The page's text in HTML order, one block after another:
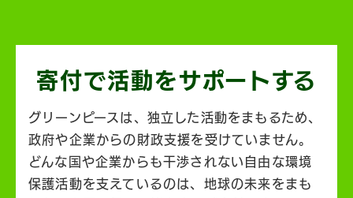
寄付で活動をサポートする
グリーンピースは、独立した活動をまもるため、
政府や企業からの財政支援を受けていません。
どんな国や企業からも干渉されない自由な環境
保護活動を支えているのは、地球の未来をまも